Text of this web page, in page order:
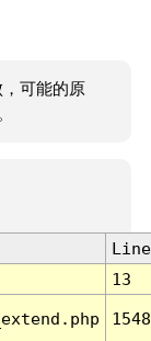
可能的原
Line
13
1548